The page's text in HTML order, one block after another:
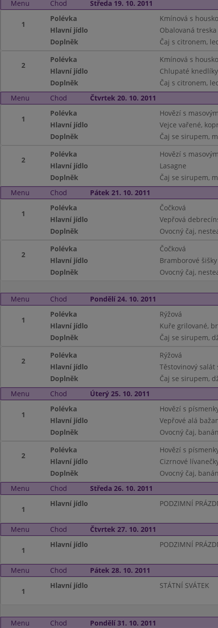
Menu Chod Středa 19. 10. 2011
1
Polévka
Kmínová s
Hlavní jídlo
Obalovaná
Doplněk
Čaj s citronem,
2
Polévka
Kmínová s
Hlavní jídlo
Chlupaté
Doplněk
Čaj s citronem,
Menu
Chod Čtvrtek 20. 10. 2011
1
Polévka
Hovězí s
Hlavní jídlo
Vejce vařené,
Doplněk
Čaj se sirupem,
2
Polévka
Hovězí s
Hlavní jídlo
Lasagne
Doplněk
Čaj se sirupem,
Menu
Chod Pátek 21. 10. 2011
1
Polévka
Čočková
Hlavní jídlo
Vepřová
Doplněk
Ovocný čaj,
2
Polévka
Čočková
Hlavní jídlo
Bramborové
Doplněk
Ovocný čaj,
Menu Chod Pondělí 24. 10. 2011
1
Polévka
Rýžová
Hlavní jídlo
Kuře grilované,
Doplněk
Čaj se sirupem,
2
Polévka
Rýžová
Hlavní jídlo
Těstovinový salát
Doplněk
Čaj se sirupem,
Menu
Chod Úterý 25. 10. 2011
1
Polévka
Hovězí s
Hlavní jídlo
Vepřové alá
Doplněk
Ovocný čaj,
2
Polévka
Hovězí s
Hlavní jídlo
Cizrnové
Doplněk
Ovocný čaj,
Menu
Chod Středa 26. 10. 2011
1
Hlavní jídlo PODZIMNÍ
Menu Chod Čtvrtek 27. 10. 2011
1
Hlavní jídlo PODZIMNÍ
Menu Chod Pátek 28. 10. 2011
1
Hlavní jídlo STÁTNÍ SVÁTEK
Menu Chod Pondělí 31. 10. 2011